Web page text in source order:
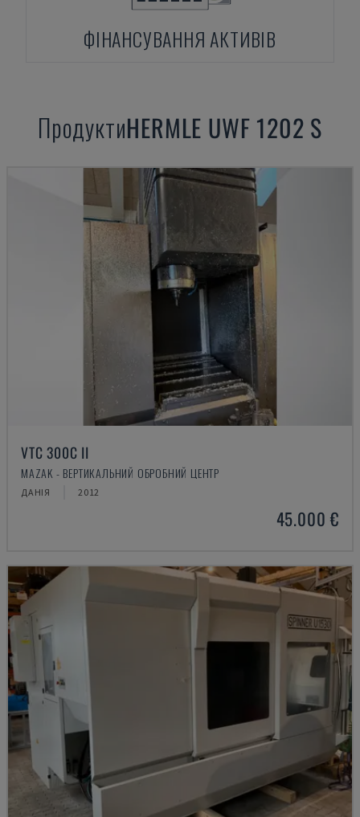
ФІНАНСУВАННЯ АКТИВІВ
ПродуктиHERMLE UWF 1202 S
VTC 300C II
MAZAK - ВЕРТИКАЛЬНИЙ ОБРОБНИЙ ЦЕНТР
ДАНІЯ 2012
45.000 €